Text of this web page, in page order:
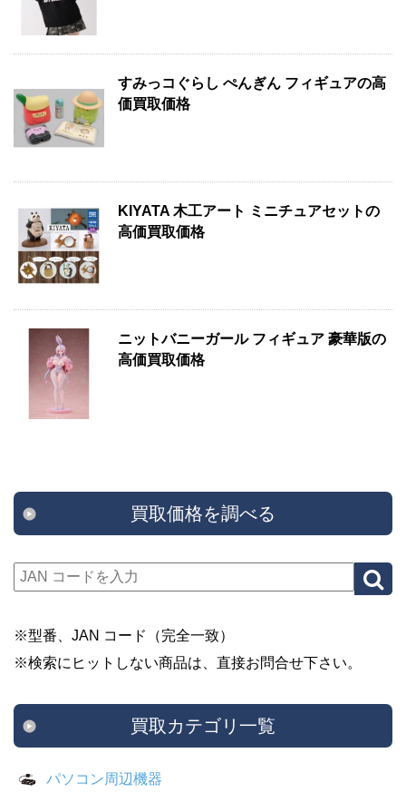
すみっコぐらし ぺんぎん フィギュアの高
価買取価格
KIYATA 木工アート ミニチュアセットの
高価買取価格
ニットバニーガール フィギュア 豪華版の
高価買取価格
買取価格を調べる
※型番、JAN コード（完全一致）
※検索にヒットしない商品は、直接お問合せ下さい。
買取カテゴリ一覧
パソコン周辺機器